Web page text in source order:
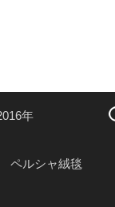
年
ペルシャ絨毯
検